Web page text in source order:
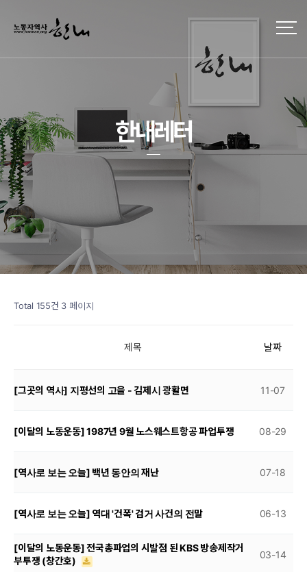
한내레터
Total 155건 3 페이지
제목 날짜
[그곳의 역사] 지평선의 고을 - 김제시 광활면 11-07
[이달의 노동운동] 1987년 9월 노스웨스트항공 파업투쟁 08-29
[역사로 보는 오늘] 백년 동안의 재난 07-18
[역사로 보는 오늘] 역대 '건폭' 검거 사건의 전말 06-13
[이달의 노동운동] 전국총파업의 시발점 된 KBS 방송제작거
부투쟁 (창간호)
03-14